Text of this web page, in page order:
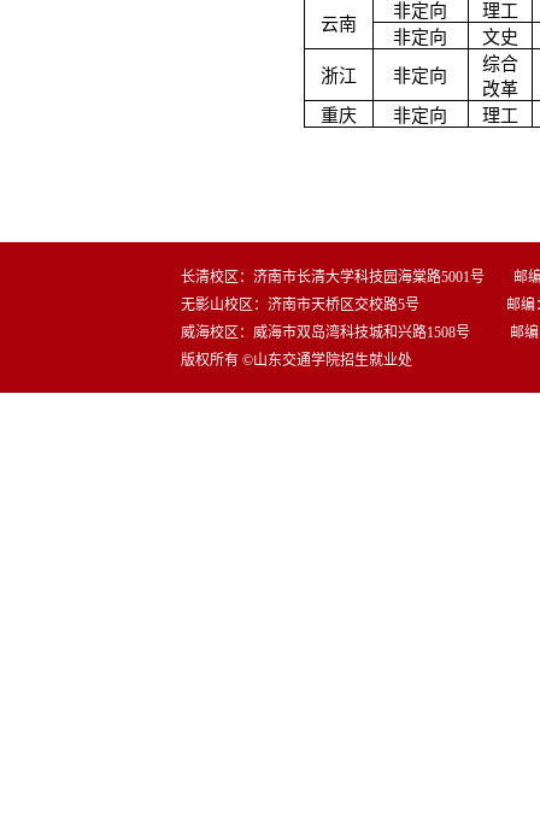
云南
非定向
理工
非定向
文史
浙江
非定向
综合
改革
重庆
非定向 理工
长清校区：济南市长清大学科技园海棠路5001号 邮编
无影山校区：济南市天桥区交校路5号 邮编：
威海校区：威海市双岛湾科技城和兴路1508号 邮编
版权所有 ©山东交通学院招生就业处